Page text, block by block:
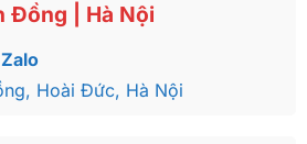
Đồng | Hà Nội
Zalo
Hoài Đức, Hà Nội